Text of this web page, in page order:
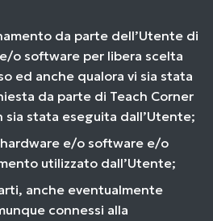
da parte dell’Utente di
o software per libera scelta
ed anche qualora vi sia stata
da parte di Teach Corner
sia stata eseguita dall’Utente;
e/o software e/o
utilizzato dall’Utente;
anche eventualmente
connessi alla